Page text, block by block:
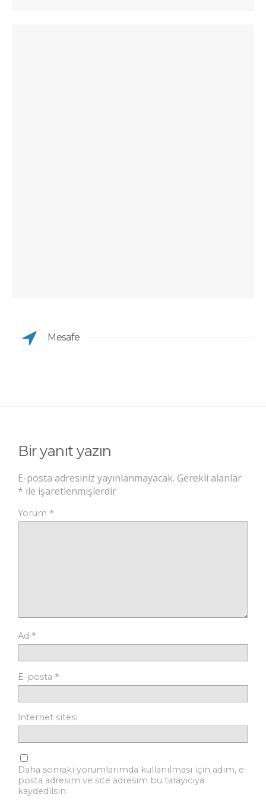
Mesafe
Bir yanıt yazın
E-posta adresiniz yayınlanmayacak. Gerekli alanlar
* ile işaretlenmişlerdir
Yorum *
Ad *
E-posta *
İnternet sitesi
Daha sonraki yorumlarımda kullanılması için adım, e-
posta adresim ve site adresim bu tarayıcıya
kaydedilsin.